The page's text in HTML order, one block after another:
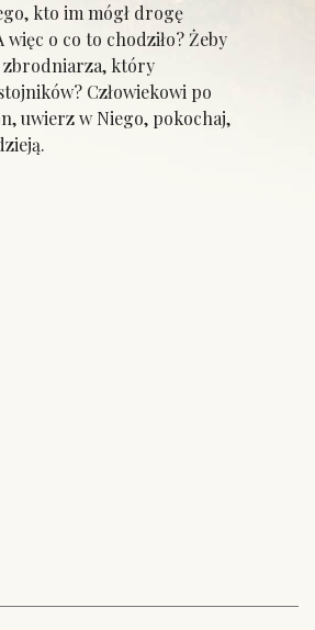
kto im mógł drogę
o co to chodziło? Żeby
zbrodniarza, który
Człowiekowi po
uwierz w Niego, pokochaj,